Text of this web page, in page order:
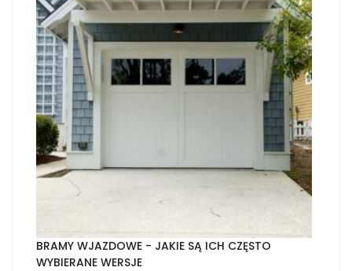
BRAMY WJAZDOWE - JAKIE SĄ ICH CZĘSTO
WYBIERANE WERSJE